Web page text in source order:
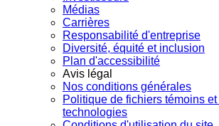
Médias
Carrières
Responsabilité d'entreprise
Diversité, équité et inclusion
Plan d'accessibilité
Avis légal
Nos conditions générales
Politique de fichiers témoins
technologies